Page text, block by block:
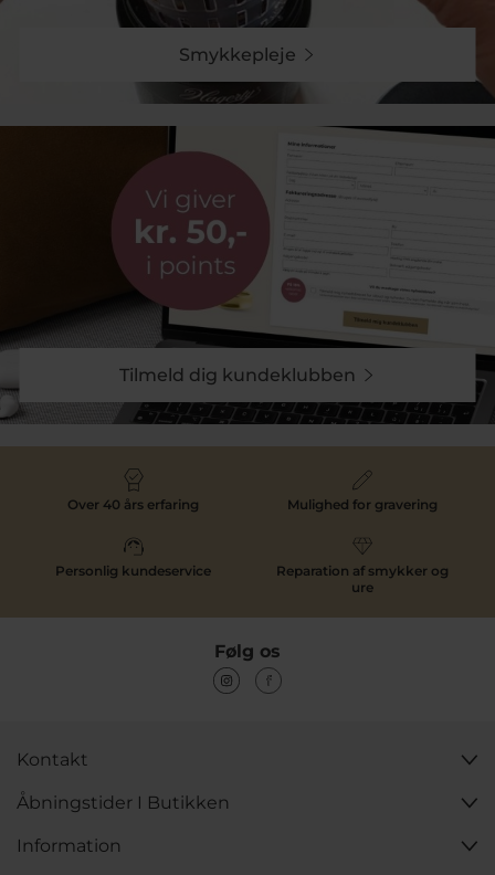
hånd med Ida og Isabellas passion for en fælles drøm.
I kollektionen finder du armbånd, øreringe og
halskæder der kan mixes og matches på kryds og
tværs for at give et helt personligt udtryk.
Lyder navnet "Pind" bekendt?
Ida og Isabella Pind er døtre af indehaverne af Pind J.
Design, Thomas og Christina. Pigerne kommer ud af
en rigtig guldsmedfamilie, hvor smykker har været en
naturlig del af hverdagen. Og nu er det pigernes tur til
at sparke døren ind til deres helt eget smykkeunivers
med feminine designs, der følger tidens trends og
hvor smykkerne er lavet i ægte materialer man
kender. Følg med i deres smykkerejse på siden her.
Smykkepleje
Tilmeld dig kundeklubben
Over 40 års erfaring Mulighed for gravering
Personlig kundeservice
Reparation af smykker og
ure
Følg os
Kontakt
Åbningstider I Butikken
Information